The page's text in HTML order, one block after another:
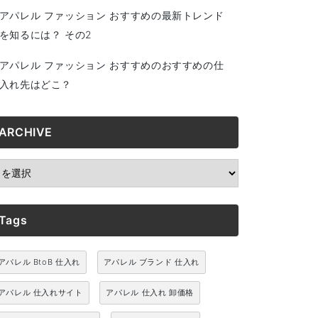
パレル ファッション おすすめの最新トレンド
知るには？ その2
パレル ファッション おすすめのおすすめの仕
れ先はどこ？
パレル BtoB 仕入れ アパレル ブランド 仕入れ
パレル 仕入れサイト アパレル 仕入れ 卸価格